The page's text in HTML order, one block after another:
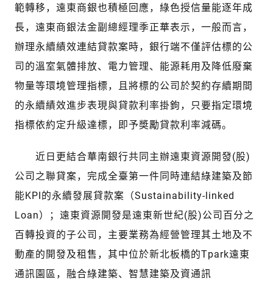
範轉移，遠東商銀也積極回應，綠色授信量能逐年成
長，遠東商銀法金副總經理季正華表示，一般而言，
辦理永續績效連結貸款案時，銀行端不僅評估標的公
司的溫室氣體排放、電力管理、能源耗用及降低廢棄
物量等環境管理指標，且將標的公司於契約存續期間
的永續績效進步表現與貸款利率掛鉤，只要指定環境
指標依約定升級達標，即予奬勵貸款利率減碼。
近日更結合華南銀行共同主辦遠東資源開發(股)
公司之聯貸案，完成全臺第一件同時連結綠建築及節
能KPI的永續發展貸款案（Sustainability-linked
Loan）；遠東資源開發是遠東新世紀(股)公司百分之
百轉投資的子公司，主要業務為經營管理其土地及不
動產的開發及租售，其中位於新北板橋的Tpark遠東
通訊園區，融合綠建築、智慧建築及資通訊